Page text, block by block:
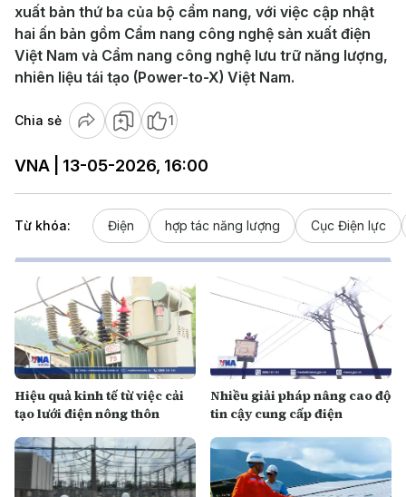
xuất bản thứ ba của bộ cẩm nang, với việc cập nhật
hai ấn bản gồm Cẩm nang công nghệ sản xuất điện
Việt Nam và Cẩm nang công nghệ lưu trữ năng lượng,
nhiên liệu tái tạo (Power-to-X) Việt Nam.
Chia sẻ 1
VNA | 13-05-2026, 16:00
Từ khóa: Điện hợp tác năng lượng Cục Điện lực
Hiệu quả kinh tế từ việc cải
tạo lưới điện nông thôn
Nhiều giải pháp nâng cao độ
tin cậy cung cấp điện